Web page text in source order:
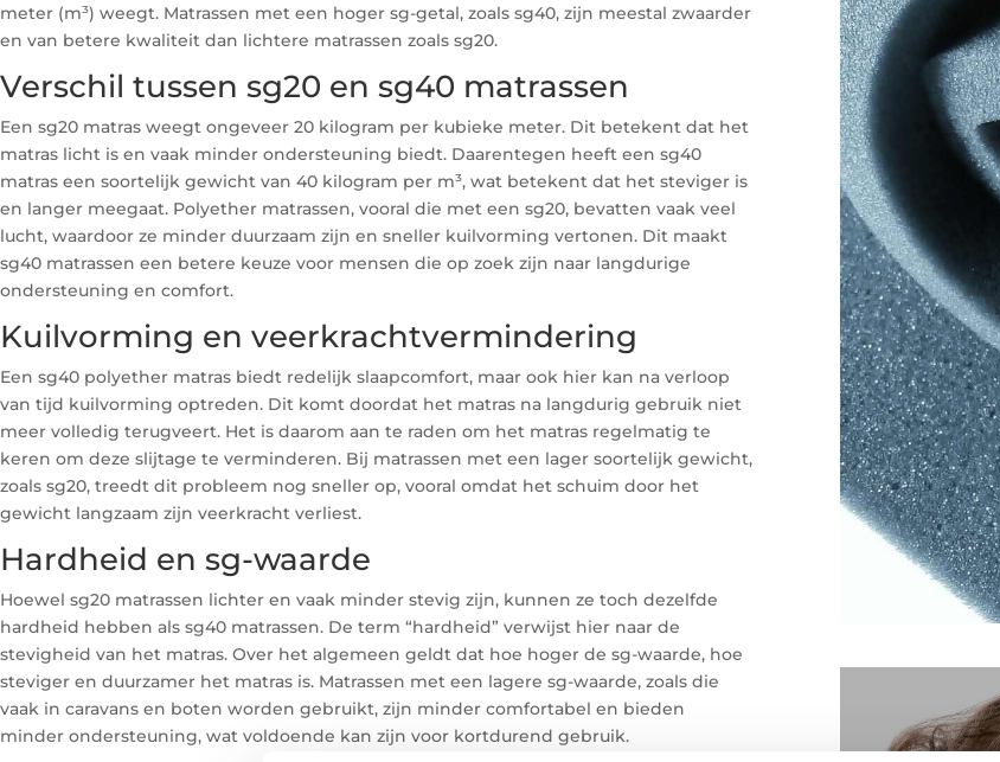
meter (m³) weegt. Matrassen met een hoger sg-getal, zoals sg40, zijn meestal zwaarder
en van betere kwaliteit dan lichtere matrassen zoals sg20.
Verschil tussen sg20 en sg40 matrassen
Een sg20 matras weegt ongeveer 20 kilogram per kubieke meter. Dit betekent dat het
matras licht is en vaak minder ondersteuning biedt. Daarentegen heeft een sg40
matras een soortelijk gewicht van 40 kilogram per m³, wat betekent dat het steviger is
en langer meegaat. Polyether matrassen, vooral die met een sg20, bevatten vaak veel
lucht, waardoor ze minder duurzaam zijn en sneller kuilvorming vertonen. Dit maakt
sg40 matrassen een betere keuze voor mensen die op zoek zijn naar langdurige
ondersteuning en comfort.
Kuilvorming en veerkrachtvermindering
Een sg40 polyether matras biedt redelijk slaapcomfort, maar ook hier kan na verloop
van tijd kuilvorming optreden. Dit komt doordat het matras na langdurig gebruik niet
meer volledig terugveert. Het is daarom aan te raden om het matras regelmatig te
keren om deze slijtage te verminderen. Bij matrassen met een lager soortelijk gewicht,
zoals sg20, treedt dit probleem nog sneller op, vooral omdat het schuim door het
gewicht langzaam zijn veerkracht verliest.
Hardheid en sg-waarde
Hoewel sg20 matrassen lichter en vaak minder stevig zijn, kunnen ze toch dezelfde
hardheid hebben als sg40 matrassen. De term “hardheid” verwijst hier naar de
stevigheid van het matras. Over het algemeen geldt dat hoe hoger de sg-waarde, hoe
steviger en duurzamer het matras is. Matrassen met een lagere sg-waarde, zoals die
vaak in caravans en boten worden gebruikt, zijn minder comfortabel en bieden
minder ondersteuning, wat voldoende kan zijn voor kortdurend gebruik.